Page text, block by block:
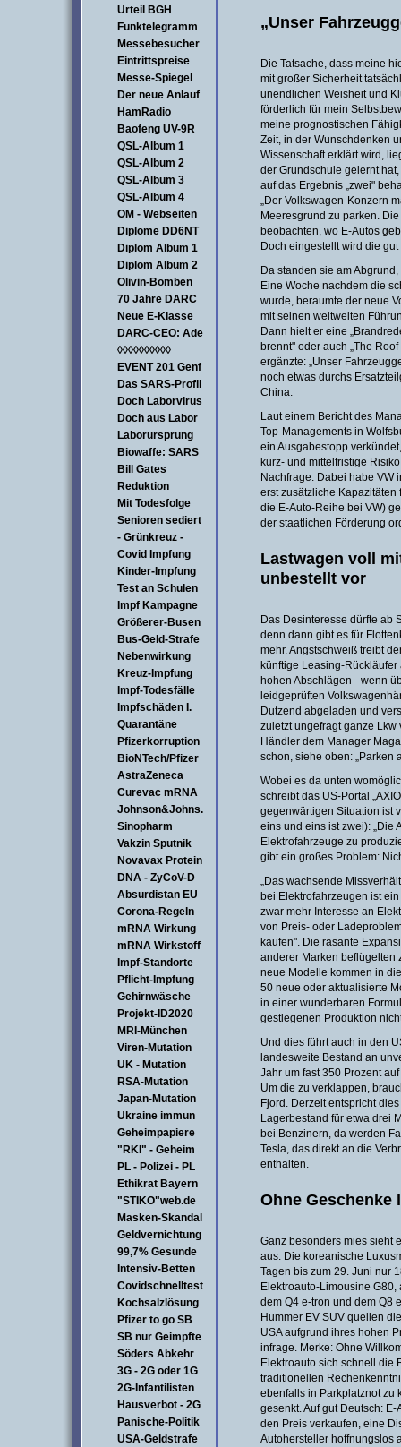
Urteil BGH
Funktelegramm
Messebesucher
Eintrittspreise
Messe-Spiegel
Der neue Anlauf
HamRadio
Baofeng UV-9R
QSL-Album 1
QSL-Album 2
QSL-Album 3
QSL-Album 4
OM - Webseiten
Diplome DD6NT
Diplom Album 1
Diplom Album 2
Olivin-Bomben
70 Jahre DARC
Neue E-Klasse
DARC-CEO: Ade
◊◊◊◊◊◊◊◊◊◊
EVENT 201 Genf
Das SARS-Profil
Doch Laborvirus
Doch aus Labor
Laborursprung
Biowaffe: SARS
Bill Gates
Reduktion
Mit Todesfolge
Senioren sediert
- Grünkreuz -
Covid Impfung
Kinder-Impfung
Test an Schulen
Impf Kampagne
Größerer-Busen
Bus-Geld-Strafe
Nebenwirkung
Kreuz-Impfung
Impf-Todesfälle
Impfschäden I.
Quarantäne
Pfizerkorruption
BioNTech/Pfizer
AstraZeneca
Curevac mRNA
Johnson&Johns.
Sinopharm
Vakzin Sputnik
Novavax Protein
DNA - ZyCoV-D
Absurdistan EU
Corona-Regeln
mRNA Wirkung
mRNA Wirkstoff
Impf-Standorte
Pflicht-Impfung
Gehirnwäsche
Projekt-ID2020
MRI-München
Viren-Mutation
UK - Mutation
RSA-Mutation
Japan-Mutation
Ukraine immun
Geheimpapiere
"RKI" - Geheim
PL - Polizei - PL
Ethikrat Bayern
"STIKO"web.de
Masken-Skandal
Geldvernichtung
99,7% Gesunde
Intensiv-Betten
Covidschnelltest
Kochsalzlösung
Pfizer to go SB
SB nur Geimpfte
Söders Abkehr
3G - 2G oder 1G
2G-Infantilisten
Hausverbot - 2G
Panische-Politik
USA-Geldstrafe
„Unser
Die Tatsache, dass meine
mit großer Sicherheit
unendlichen Weisheit und
förderlich für mein
meine prognostischen
Zeit, in der Wunschdenken
Wissenschaft erklärt wird,
der Grundschule gelernt
auf das Ergebnis „zwei"
„Der Volkswagen-Konzern
Meeresgrund zu parken.
beobachten, wo E-Autos
Doch eingestellt wird die
Da standen sie am
Eine Woche nachdem die
wurde, beraumte der neue
mit seinen weltweiten
Dann hielt er eine
brennt" oder auch „The
ergänzte: „Unser
noch etwas durchs
China.
Laut einem Bericht des
Top-Managements in
ein Ausgabestopp
kurz- und mittelfristige
Nachfrage. Dabei habe VW
erst zusätzliche Kapazitäten
die E-Auto-Reihe bei VW)
der staatlichen Förderung
Lastwagen voll
unbestellt vor
Das Desinteresse dürfte ab
denn dann gibt es für
mehr. Angstschweiß treibt
künftige Leasing-
hohen Abschlägen - wenn
leidgeprüften
Dutzend abgeladen und
zuletzt ungefragt ganze
Händler dem Manager
schon, siehe oben: „Parken
Wobei es da unten
schreibt das US-Portal
gegenwärtigen Situation ist
eins und eins ist zwei): „Die
Elektrofahrzeuge zu
gibt ein großes Problem:
„Das wachsende
bei Elektrofahrzeugen ist
zwar mehr Interesse an
von Preis- oder
kaufen". Die rasante
anderer Marken beflügelten
neue Modelle kommen in
50 neue oder aktualisierte
in einer wunderbaren
gestiegenen Produktion
Und dies führt auch in den
landesweite Bestand an
Jahr um fast 350 Prozent
Um die zu verklappen,
Fjord. Derzeit entspricht
Lagerbestand für etwa drei
bei Benzinern, da werden
Tesla, das direkt an die
enthalten.
Ohne Geschenke
Ganz besonders mies sieht
aus: Die koreanische
Tagen bis zum 29. Juni nur
Elektroauto-Limousine
dem Q4 e-tron und dem Q8
Hummer EV SUV quellen
USA aufgrund ihres hohen
infrage. Merke: Ohne
Elektroauto sich schnell die
traditionellen
ebenfalls in Parkplatznot zu
gesenkt. Auf gut Deutsch:
den Preis verkaufen, eine
Autohersteller hoffnungslos